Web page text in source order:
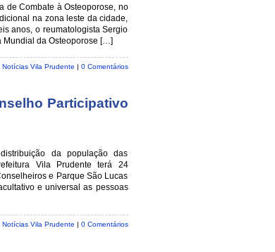
de Combate à Osteoporose, no
na zona leste da cidade,
anos, o reumatologista Sergio
Mundial da Osteoporose […]
Notícias Vila Prudente | 0 Comentários
Participativo
da população das
Vila Prudente terá 24
e Parque São Lucas
e universal as pessoas
Notícias Vila Prudente | 0 Comentários